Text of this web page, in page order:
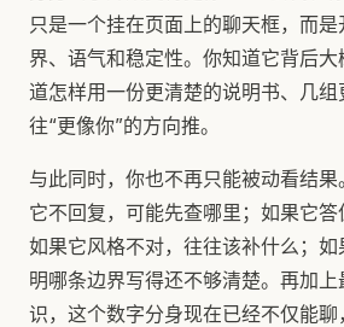
只是一个挂在页面上的聊天框，而
界、语气和稳定性。你知道它背后
道怎样用一份更清楚的说明书、几
往“更像你”的方向推。
与此同时，你也不再只能被动看结
它不回复，可能先查哪里；如果它答
如果它风格不对，往往该补什么；
明哪条边界写得还不够清楚。再加
识，这个数字分身现在已经不仅能聊